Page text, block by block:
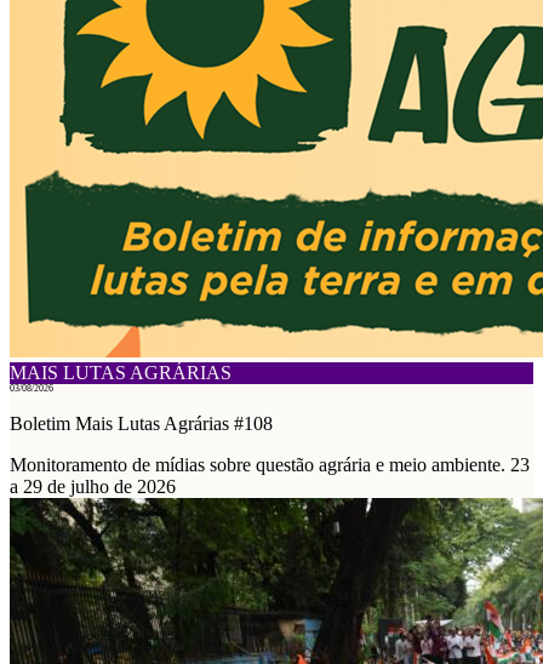
MAIS LUTAS AGRÁRIAS
03/08/2026
Boletim Mais Lutas Agrárias #108
Monitoramento de mídias sobre questão agrária e meio ambiente. 23
a 29 de julho de 2026